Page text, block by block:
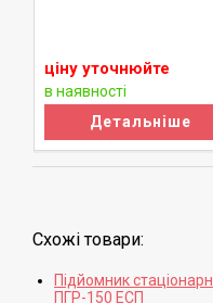
ціну уточнюйте
в наявності
Детальніше
Схожі товари:
Підйомник
ПГР-150 ЕСП